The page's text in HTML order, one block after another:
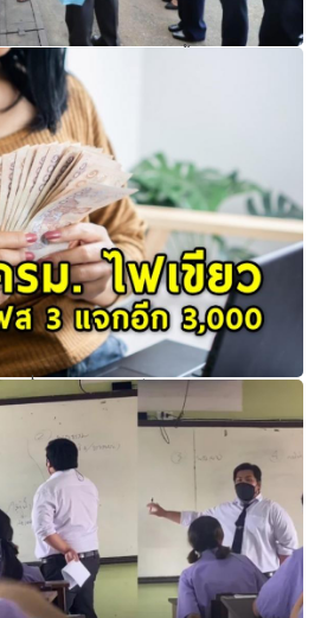
นศึกษาทุกประเภท ทั้งรัฐและ
-สอนขับรถ
รึ่ง เฟส 3 แจกอีก 3,000 - เรารักกัน